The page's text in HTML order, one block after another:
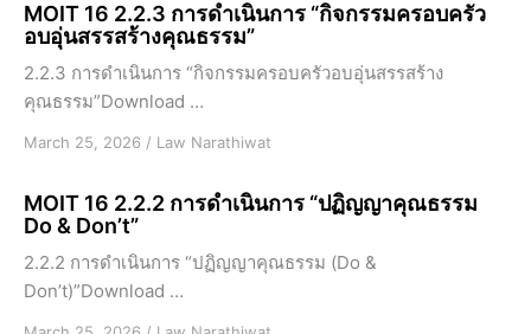
MOIT 16 2.2.3 การดำเนินการ “กิจกรรมครอบครัว
อบอุ่นสรรสร้างคุณธรรม”
2.2.3 การดำเนินการ “กิจกรรมครอบครัวอบอุ่นสรรสร้าง
คุณธรรม”Download …
March 25, 2026 / Law Narathiwat
MOIT 16 2.2.2 การดำเนินการ “ปฏิญญาคุณธรรม
Do & Don’t”
2.2.2 การดำเนินการ “ปฏิญญาคุณธรรม (Do &
Don’t)”Download …